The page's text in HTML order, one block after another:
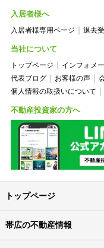
入居者様へ
入居者様専用ページ 退去
当社について
トップページ インフォメ
代表ブログ
お客様の声
個人情報の取扱いについて
不動産投資家の方へ
トップページ
帯広の不動産情報